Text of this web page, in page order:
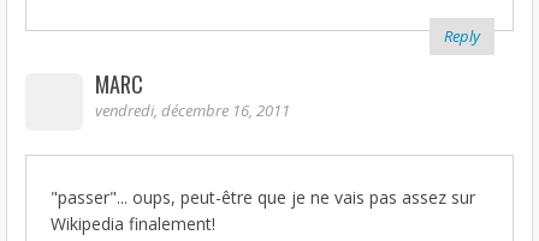
Reply
MARC
vendredi, décembre 16, 2011
"passer"... oups, peut-être que je ne vais pas assez sur
Wikipedia finalement!